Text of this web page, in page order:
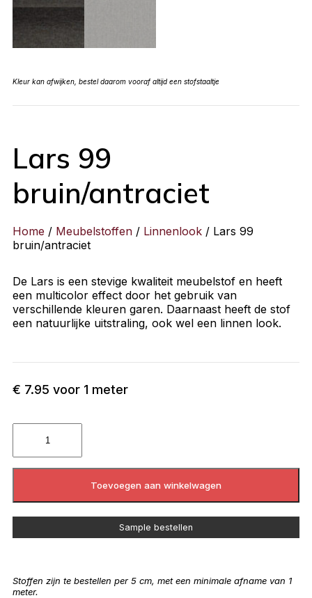
Kleur kan afwijken, bestel daarom vooraf altijd een stofstaaltje
Lars 99
bruin/antraciet
Home / Meubelstoffen / Linnenlook / Lars 99
bruin/antraciet
De Lars is een stevige kwaliteit meubelstof en heeft
een multicolor effect door het gebruik van
verschillende kleuren garen. Daarnaast heeft de stof
een natuurlijke uitstraling, ook wel een linnen look.
€ 7.95 voor 1 meter
Toevoegen aan winkelwagen
Sample bestellen
Stoffen zijn te bestellen per 5 cm, met een minimale afname van 1
meter.